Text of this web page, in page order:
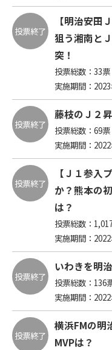
投票終了
【明治安田
狙う湘南と
突！
投票総数： 33票
実施期間：
投票終了
藤枝のＪ２
投票総数： 69票
実施期間：
投票終了
【Ｊ１参入
か？熊本の
は？
投票総数：
実施期間：
投票終了
いわきを明
投票総数： 136
実施期間：
投票終了
横浜FMの明
MVPは？